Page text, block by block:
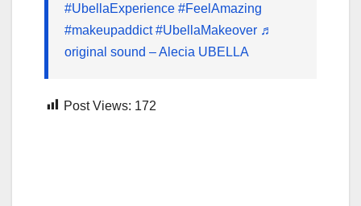
#UbellaExperience #FeelAmazing
#makeupaddict #UbellaMakeover ♬
original sound – Alecia UBELLA
Post Views: 172